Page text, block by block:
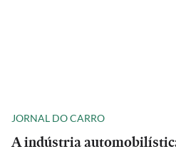
JORNAL DO CARRO
A indústria